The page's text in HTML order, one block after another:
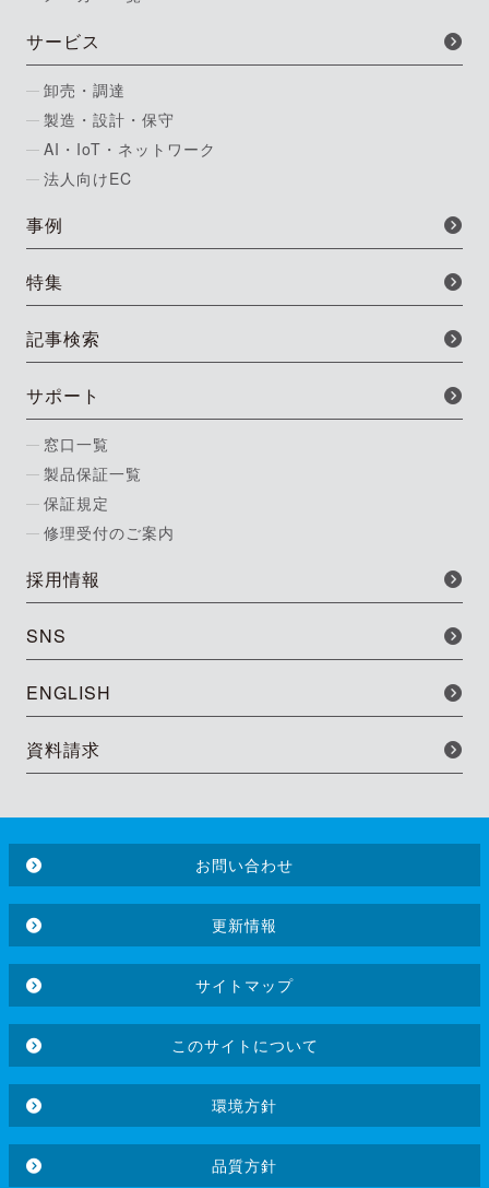
サービス
卸売・調達
製造・設計・保守
AI・IoT・ネットワーク
法人向けEC
事例
特集
記事検索
サポート
窓口一覧
製品保証一覧
保証規定
修理受付のご案内
採用情報
SNS
ENGLISH
資料請求
お問い合わせ
更新情報
サイトマップ
このサイトについて
環境方針
品質方針